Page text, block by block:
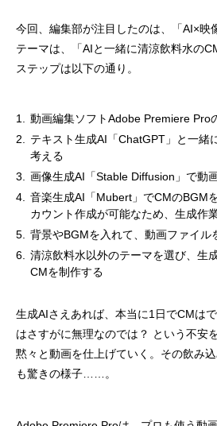
今回、編集部が注目したのは、「AI×映
テーマは、「AIと一緒に清涼飲料水の
ステップは以下の通り。
動画編集ソフトAdobe Premiere Pro
テキスト生成AI「ChatGPT」と一緒
考える
画像生成AI「Stable Diffusion」で動
音楽生成AI「Mubert」でCMのBGM
カウント作成が可能なため、生成作
背景やBGMを入れて、動画ファイル
清涼飲料水以外のテーマを選び、生
CMを制作する
生成AIさえあれば、本当に1日でCMは
はさすがに無理なのでは？ という不安
黙々と動画を仕上げていく。その飲み
も驚きの様子……。